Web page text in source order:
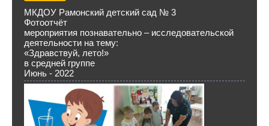
МКДОУ Рамонский детский сад № 3
Фотоотчёт
мероприятия познавательно – исследовательской
деятельности на тему:
«Здравствуй, лето!»
в средней группе
Июнь - 2022